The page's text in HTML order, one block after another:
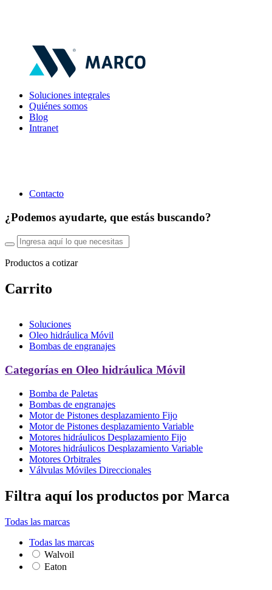
Soluciones integrales
Quiénes somos
Blog
Intranet
Contacto
¿Podemos ayudarte, que estás buscando?
Productos a cotizar
Carrito
Soluciones
Oleo hidráulica Móvil
Bombas de engranajes
Categorías en Oleo hidráulica Móvil
Bomba de Paletas
Bombas de engranajes
Motor de Pistones desplazamiento Fijo
Motor de Pistones desplazamiento Variable
Motores hidráulicos Desplazamiento Fijo
Motores hidráulicos Desplazamiento Variable
Motores Orbitrales
Válvulas Móviles Direccionales
Filtra aquí los productos por Marca
Todas las marcas
Todas las marcas
Walvoil
Eaton